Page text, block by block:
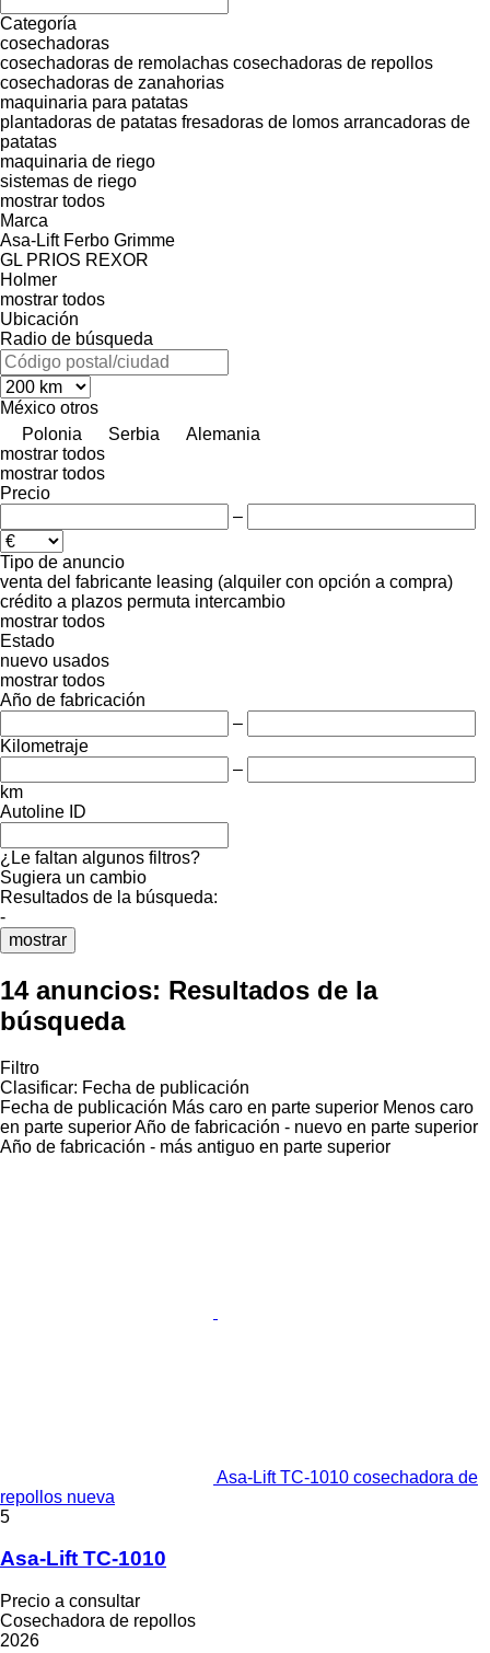
Categoría
cosechadoras
cosechadoras de remolachas cosechadoras de repollos
cosechadoras de zanahorias
maquinaria para patatas
plantadoras de patatas fresadoras de lomos arrancadoras de
patatas
maquinaria de riego
sistemas de riego
mostrar todos
Marca
Asa-Lift Ferbo Grimme
GL PRIOS REXOR
Holmer
mostrar todos
Ubicación
Radio de búsqueda
México otros
Polonia
Serbia
Alemania
mostrar todos
mostrar todos
Precio
–
Tipo de anuncio
venta del fabricante leasing (alquiler con opción a compra)
crédito a plazos permuta intercambio
mostrar todos
Estado
nuevo usados
mostrar todos
Año de fabricación
–
Kilometraje
–
km
Autoline ID
¿Le faltan algunos filtros?
Sugiera un cambio
Resultados de la búsqueda:
-
mostrar
14 anuncios: Resultados de la
búsqueda
Filtro
Clasificar: Fecha de publicación
Fecha de publicación Más caro en parte superior Menos caro
en parte superiorAño de fabricación - nuevo en parte superior
Año de fabricación - más antiguo en parte superior
Asa-Lift TC-1010 cosechadora de
repollos nueva
5
Asa-Lift TC-1010
Precio a consultar
Cosechadora de repollos
2026